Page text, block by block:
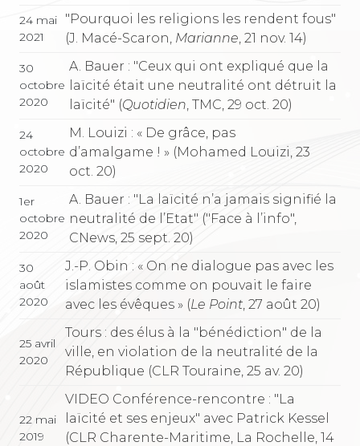
24 mai
2021
"Pourquoi les religions les rendent fous"
(J. Macé-Scaron, Marianne , 21 nov. 14)
30
octobre
2020
A. Bauer : "Ceux qui ont expliqué que la
laïcité était une neutralité ont détruit la
laïcité" (Quotidien , TMC, 29 oct. 20)
24
octobre
2020
M. Louizi : « De grâce, pas
d’amalgame ! » (Mohamed Louizi, 23
oct. 20)
1er
octobre
2020
A. Bauer : "La laïcité n’a jamais signifié la
neutralité de l’Etat" ("Face à l’info",
CNews, 25 sept. 20)
30
août
2020
J.-P. Obin : « On ne dialogue pas avec les
islamistes comme on pouvait le faire
avec les évêques » (Le Point , 27 août 20)
25 avril
2020
Tours : des élus à la "bénédiction" de la
ville, en violation de la neutralité de la
République (CLR Touraine, 25 av. 20)
22 mai
2019
VIDEO Conférence-rencontre : "La
laïcité et ses enjeux" avec Patrick Kessel
(CLR Charente-Maritime, La Rochelle, 14